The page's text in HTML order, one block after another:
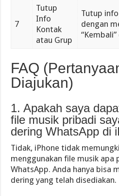
7
Tutup
Info
Kontak
atau Grup
Tutup
dengan
FAQ
Diajukan)
1. Apakah saya
file musik pribadi
dering WhatsApp di
Tidak, iPhone tidak
menggunakan file musik apa
WhatsApp. Anda hanya bisa
dering yang telah disediakan.